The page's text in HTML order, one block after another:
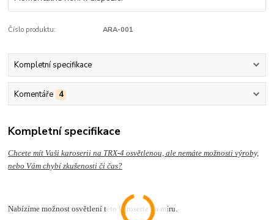
Číslo produktu: ARA-001
Kompletní specifikace
Komentáře 4
Kompletní specifikace
Chcete mít Vaši karoserii na TRX-4 osvětlenou, ale nemáte možnosti výroby,
nebo Vám chybí zkušenosti či čas?
Nabízíme možnost osvětlení této karoserie na míru.